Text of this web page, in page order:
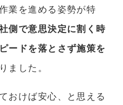
業を進める姿勢が特
側で意思決定に割く時
ードを落とさず施策を
ました。
おけば安心、と思える